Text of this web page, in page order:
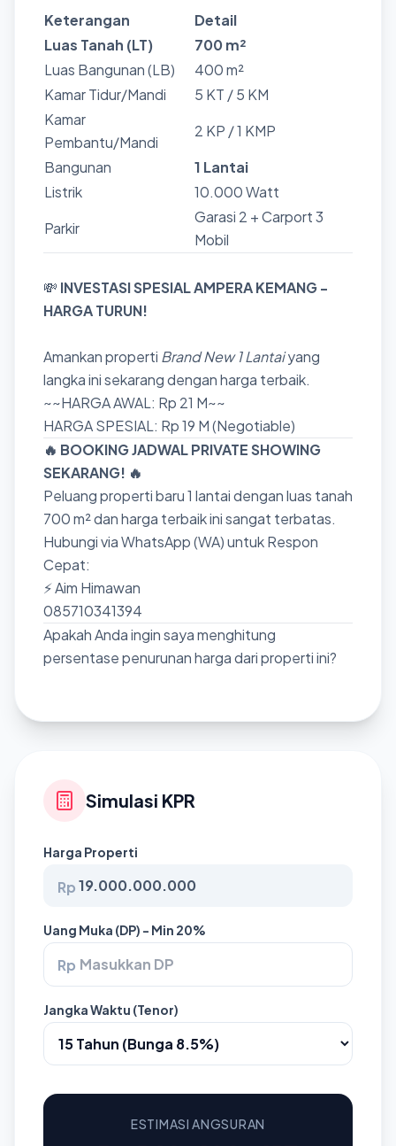
Keterangan
Detail
Luas Tanah (LT)
700 m²
Luas Bangunan (LB)
400 m²
Kamar Tidur/Mandi
5 KT / 5 KM
Kamar
Pembantu/Mandi
2 KP / 1 KMP
Bangunan
1 Lantai
Listrik
10.000 Watt
Parkir
Garasi 2 + Carport 3
Mobil
💸 INVESTASI SPESIAL AMPERA KEMANG -
HARGA TURUN!
Amankan properti Brand New 1 Lantaiyang
langka ini sekarang dengan harga terbaik.
~~HARGA AWAL: Rp 21 M~~
HARGA SPESIAL: Rp 19 M (Negotiable)
🔥 BOOKING JADWAL PRIVATE SHOWING
SEKARANG! 🔥
Peluang properti baru 1 lantai dengan luas tanah
700 m² dan harga terbaik ini sangat terbatas.
Hubungi via WhatsApp (WA) untuk Respon
Cepat:
⚡ Aim Himawan
085710341394
Apakah Anda ingin saya menghitung
persentase penurunan harga dari properti ini?
Simulasi KPR
Harga Properti
Rp
Uang Muka (DP) - Min 20%
Rp
Jangka Waktu (Tenor)
ESTIMASI ANGSURAN